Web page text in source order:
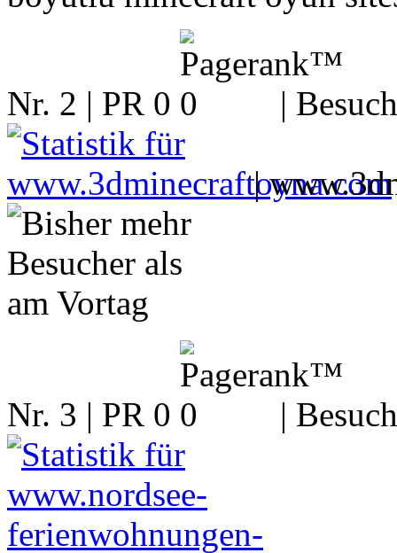
Nr. 2 | PR 0 |
|
Nr. 3 | PR 0 |